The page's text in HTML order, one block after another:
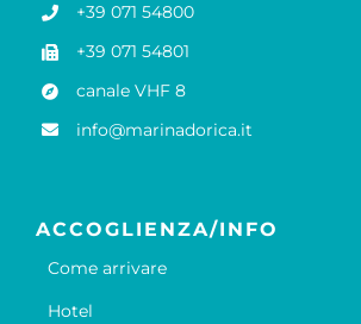
+39 071 54800
+39 071 54801
canale VHF 8
info@marinadorica.it
ACCOGLIENZA/INFO
Come arrivare
Hotel